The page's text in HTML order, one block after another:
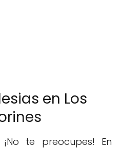
en Los
te preocupes! En